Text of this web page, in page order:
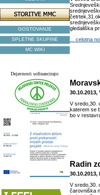
GOSTOVANJE
SPLETNE SKUPINE
MC WIKI
Dejavnosti sofinancirajo:
gledališka
... celotna
V sredo,30.
katerem se
bo v
Radin
30.10.2013,
V sredo,30.
čarovniška